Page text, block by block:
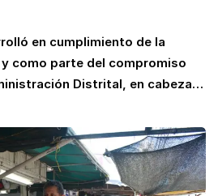
en cumplimiento de la
como parte del compromiso
Distrital, en cabeza…